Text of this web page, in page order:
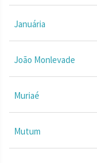
Januária
João Monlevade
Muriaé
Mutum